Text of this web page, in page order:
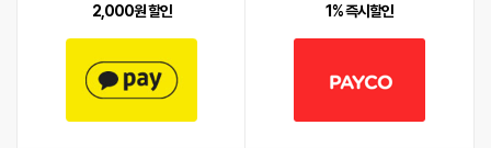
2,000원 할인
1% 즉시할인